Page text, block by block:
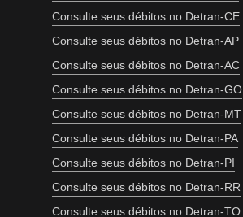
Consulte seus débitos no Detran-CE
Consulte seus débitos no Detran-AP
Consulte seus débitos no Detran-AC
Consulte seus débitos no Detran-GO
Consulte seus débitos no Detran-MT
Consulte seus débitos no Detran-PA
Consulte seus débitos no Detran-PI
Consulte seus débitos no Detran-RR
Consulte seus débitos no Detran-TO